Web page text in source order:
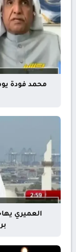
محمد فودة
العميري